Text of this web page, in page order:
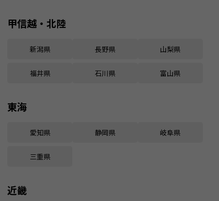
甲信越・北陸
新潟県 長野県 山梨県
福井県 石川県 富山県
東海
愛知県 静岡県 岐阜県
三重県
近畿